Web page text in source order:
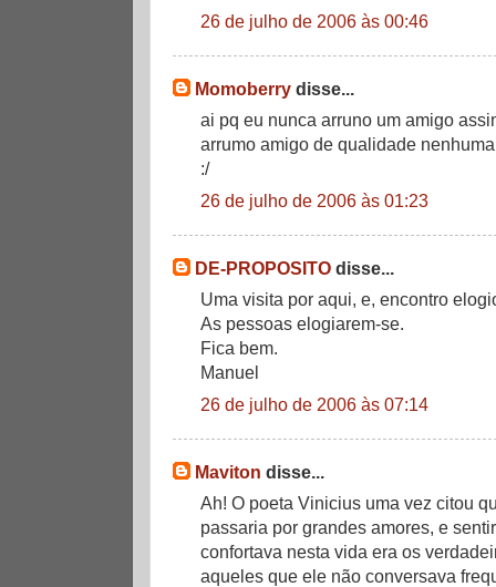
26 de julho de 2006 às 00:46
Momoberry disse...
ai pq eu nunca arruno um amigo
arrumo amigo de qualidade nenhuma
:/
26 de julho de 2006 às 01:23
DE-PROPOSITO disse...
Uma visita por aqui, e, encontro
As pessoas elogiarem-se.
Fica bem.
Manuel
26 de julho de 2006 às 07:14
Maviton disse...
Ah! O poeta Vinicius uma vez citou
passaria por grandes amores, e
confortava nesta vida era os
aqueles que ele não conversava